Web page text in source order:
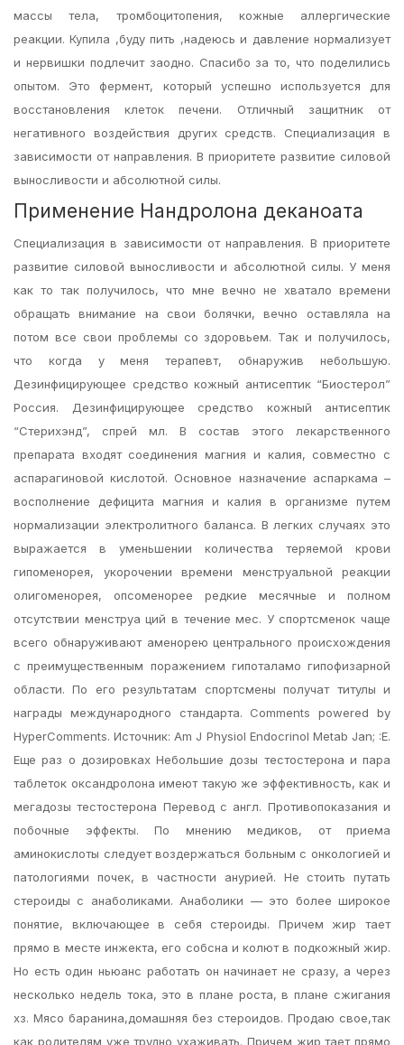
массы тела, тромбоцитопения, кожные аллергические
реакции. Купила ,буду пить ,надеюсь и давление нормализует
и нервишки подлечит заодно. Спасибо за то, что поделились
опытом. Это фермент, который успешно используется для
восстановления клеток печени. Отличный защитник от
негативного воздействия других средств. Специализация в
зависимости от направления. В приоритете развитие силовой
выносливости и абсолютной силы.
Применение Нандролона деканоата
Специализация в зависимости от направления. В приоритете
развитие силовой выносливости и абсолютной силы. У меня
как то так получилось, что мне вечно не хватало времени
обращать внимание на свои болячки, вечно оставляла на
потом все свои проблемы со здоровьем. Так и получилось,
что когда у меня терапевт, обнаружив небольшую.
Дезинфицирующее средство кожный антисептик “Биостерол”
Россия. Дезинфицирующее средство кожный антисептик
“Стерихэнд”, спрей мл. В состав этого лекарственного
препарата входят соединения магния и калия, совместно с
аспарагиновой кислотой. Основное назначение аспаркама –
восполнение дефицита магния и калия в организме путем
нормализации электролитного баланса. В легких случаях это
выражается в уменьшении количества теряемой крови
гипоменорея, укорочении времени менструальной реакции
олигоменорея, опсоменорее редкие месячные и полном
отсутствии менструа ций в течение мес. У спортсменок чаще
всего обнаруживают аменорею центрального происхождения
с преимущественным поражением гипоталамо гипофизарной
области. По его результатам спортсмены получат титулы и
награды международного стандарта. Comments powered by
HyperComments. Источник: Am J Physiol Endocrinol Metab Jan; :E.
Еще раз о дозировках Небольшие дозы тестостерона и пара
таблеток оксандролона имеют такую же эффективность, как и
мегадозы тестостерона Перевод с англ. Противопоказания и
побочные эффекты. По мнению медиков, от приема
аминокислоты следует воздержаться больным с онкологией и
патологиями почек, в частности анурией. Не стоить путать
стероиды с анаболиками. Анаболики — это более широкое
понятие, включающее в себя стероиды. Причем жир тает
прямо в месте инжекта, его собсна и колют в подкожный жир.
Но есть один ньюанс работать он начинает не сразу, а через
несколько недель тока, это в плане роста, в плане сжигания
хз. Мясо баранина,домашняя без стероидов. Продаю свое,так
как родителям уже трудно ухаживать. Причем жир тает прямо